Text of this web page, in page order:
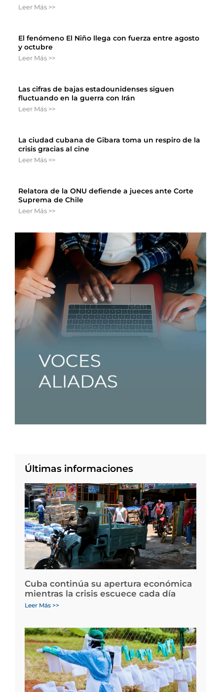
Leer Más >>
El fenómeno El Niño llega con fuerza entre agosto
y octubre
Leer Más >>
Las cifras de bajas estadounidenses siguen
fluctuando en la guerra con Irán
Leer Más >>
La ciudad cubana de Gibara toma un respiro de la
crisis gracias al cine
Leer Más >>
Relatora de la ONU defiende a jueces ante Corte
Suprema de Chile
Leer Más >>
Últimas informaciones
Cuba continúa su apertura económica
mientras la crisis escuece cada día
Leer Más >>